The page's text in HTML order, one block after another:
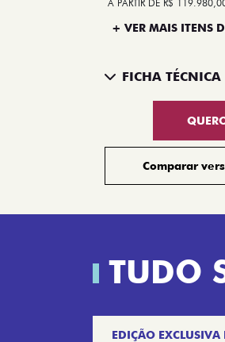
A PARTIR DE R$
+ VER MAIS ITENS
FICHA TÉCNICA
Comparar
TUDO
EDIÇÃO